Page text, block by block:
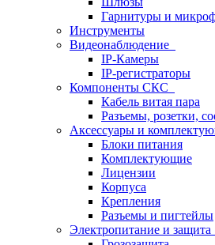
Гарнитуры и
Инструменты
Видеонаблюдение
IP-Камеры
IP-регистраторы
Компоненты СКС
Кабель витая пара
Разъемы, розетки,
Аксессуары и
Блоки питания
Комплектующие
Лицензии
Корпуса
Крепления
Разъемы и пигтейлы
Электропитание и защита